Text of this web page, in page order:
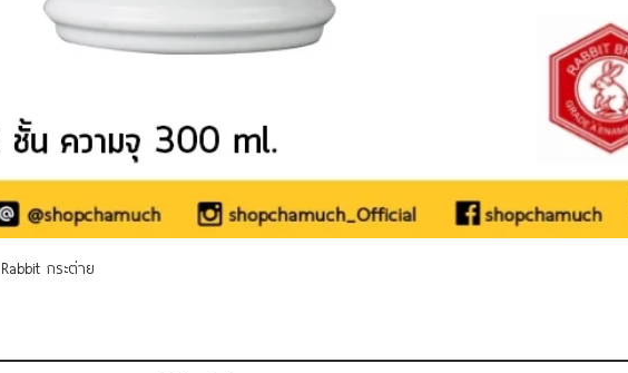
กระต่าย